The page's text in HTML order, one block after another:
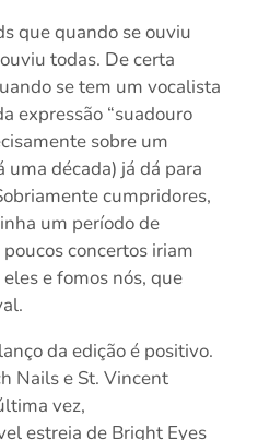
que quando se ouviu
todas. De certa
se tem um vocalista
expressão “suadouro
sobre um
uma década) já dá para
cumpridores,
um período de
concertos iriam
e fomos nós, que
da edição é positivo.
Nails e St. Vincent
vez,
estreia de Bright Eyes